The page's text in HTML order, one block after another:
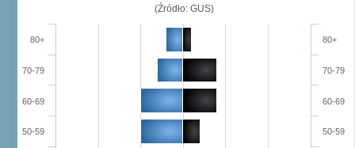
(Źródło: GUS)
50-59
60-69
70-79
80+
50-59
60-69
70-79
80+